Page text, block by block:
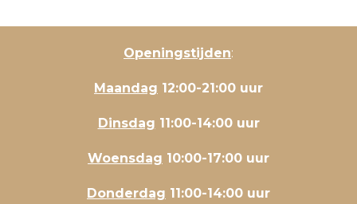
Openingstijden:
Maandag 12:00-21:00 uur
Dinsdag 11:00-14:00 uur
Woensdag 10:00-17:00 uur
Donderdag 11:00-14:00 uur